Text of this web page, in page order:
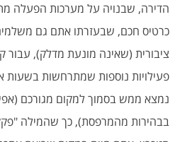
הדירה, שבנויה על מערכות הפעלה
כרטיס חכם, שבעזרתו אתם גם
ציבורית (שאינה מונעת מדלק), עבור
פעילויות נוספות שמתרחשות
נמצא ממש בסמוך למקום מגורכם
בבהירות מהמרפסת), כך שהמילה